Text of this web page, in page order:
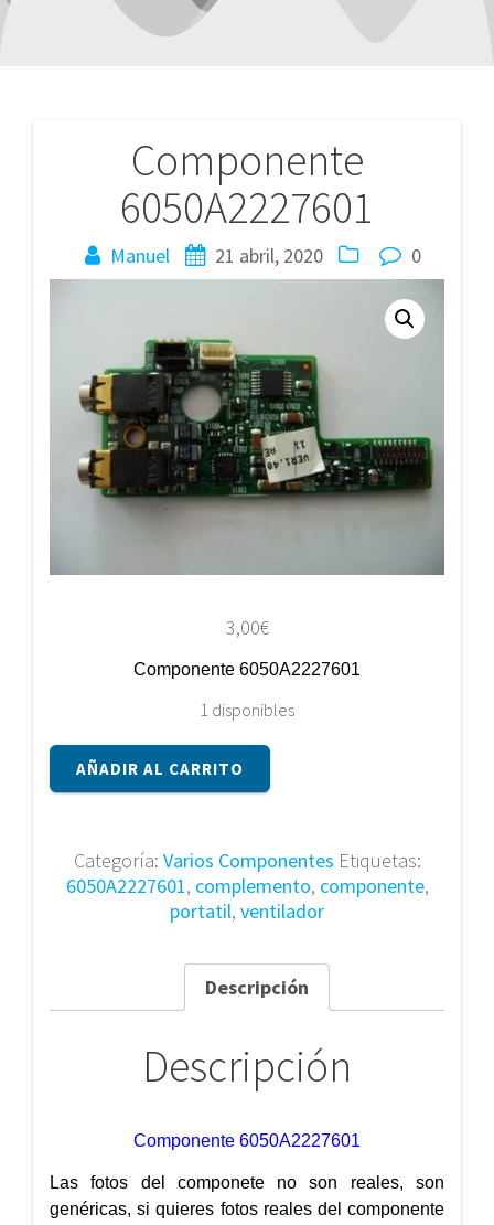
Componente
6050A2227601
Manuel 21 abril, 2020 0
3,00€
Componente 6050A2227601
1 disponibles
Componente
6050A2227601
AÑADIR AL CARRITO
Categoría: Varios Componentes Etiquetas:
6050A2227601, complemento, componente,
portatil, ventilador
Descripción
Descripción
Componente 6050A2227601
Las fotos del componete no son reales, son
genéricas, si quieres fotos reales del componente
Navegación
entradas